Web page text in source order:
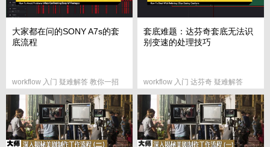
大家都在问的SONY A7s的套
底流程
workflow 入门 疑难解答 教你一招
▶879
套底难题：达芬奇套底无法识
别变速的处理技巧
workflow 入门 达芬奇 疑难解答
▶707